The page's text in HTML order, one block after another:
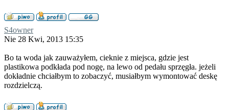
S4owner
Nie 28 Kwi, 2013 15:35
Bo ta woda jak zauważyłem, cieknie z miejsca, gdzie jest
plastikowa podkłada pod nogę, na lewo od pedału sprzęgła. jeżeli
dokładnie chciałbym to zobaczyć, musiałbym wymontować deskę
rozdzielczą.